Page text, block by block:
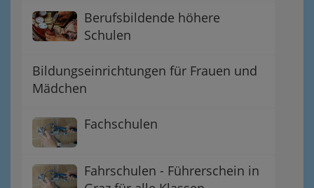
Berufsbildende höhere
Schulen
Bildungseinrichtungen für Frauen und
Mädchen
Fachschulen
Fahrschulen - Führerschein in